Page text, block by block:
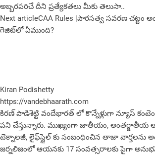
అబ్బరపరిచే దీని ప్రత్యేకతలు మీకు తెలుసా..
Next articleCAA Rules |పౌరసత్వ సవరణ చట్టం
గెజిట్‌లో ఏముంది?
Kiran Podishetty
https://vandebhaarath.com
కిర‌ణ్ పొడిశెట్టి వందేభారత్ లో కొన్నేళ్లుగా న్యూస్
పని చేస్తున్నారు. ముఖ్యంగా జాతీయం, అంత‌ర్జాతీయ
టెక్నాల‌జీ, లైఫ్‌స్టైల్‌ కు సంబంధించిన తాజా వార్తల‌ను
జర్నలిజంలో ఆయ‌న‌కు 17 సంవత్సరాలకు పైగా